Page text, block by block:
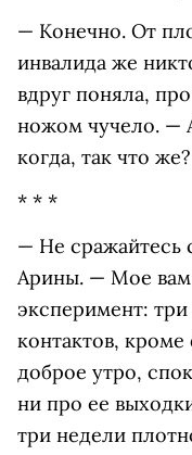
— Конечно. От
инвалида же
вдруг поняла,
ножом чучело. —
когда, так что
* * *
— Не сражайтесь
Арины. — Мое вам
эксперимент:
контактов,
доброе утро,
ни про ее
три недели